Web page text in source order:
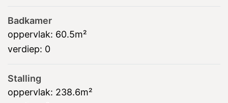
Badkamer
oppervlak: 60.5m²
verdiep: 0
Stalling
oppervlak: 238.6m²